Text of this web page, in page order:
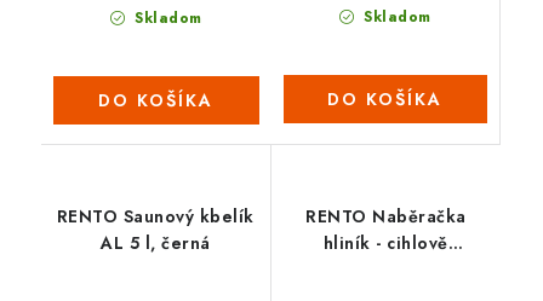
Skladom
DO KOŠÍKA
Skladom
DO KOŠÍKA
RENTO Saunový kbelík
AL 5 l, černá
RENTO Naběračka
hliník - cihlově